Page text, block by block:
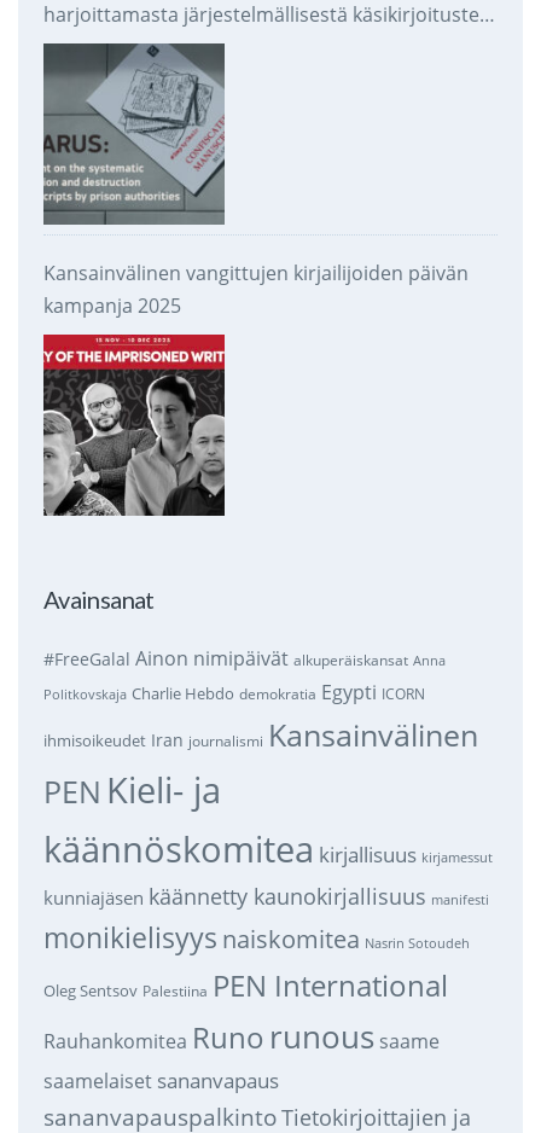
harjoittamasta järjestelmällisestä käsikirjoitusten
takavarikoinnista ja tuhoamisesta
Kansainvälinen vangittujen kirjailijoiden päivän
kampanja 2025
Avainsanat
#FreeGalal Ainon nimipäivät alkuperäiskansat Anna
Politkovskaja Charlie Hebdo demokratia Egypti ICORN
ihmisoikeudet Iran journalismi Kansainvälinen
PEN Kieli- ja
käännöskomitea kirjallisuus kirjamessut
kunniajäsen käännetty kaunokirjallisuus manifesti
monikielisyys naiskomitea Nasrin Sotoudeh
Oleg Sentsov Palestiina PEN International
Rauhankomitea Runo runous saame
saamelaiset sananvapaus
sananvapauspalkintoTietokirjoittajien ja